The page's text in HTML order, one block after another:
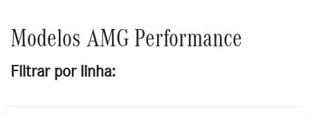
Modelos AMG Performance
Filtrar por linha: